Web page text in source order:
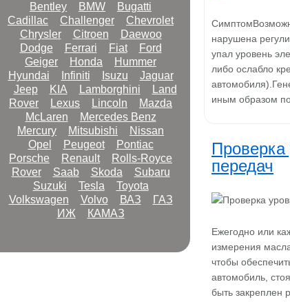
Bentley
BMW
Bugatti
Cadillac
Challenger
Chevrolet
Chrysler
Citroen
Daewoo
Dodge
Ferrari Fiat
Ford
Geiger
Honda
Hummer
Hyundai
Infiniti Isuzu
Jaguar
Jeep
KIA Lamborghini
Land
Rover
Lexus Lincoln
Mazda
McLaren
Mercedes Benz
Mercury
Mitsubishi
Nissan
Opel
Peugeot
Pontiac
Porsche
Renault
Rolls-Royce
Rover
Saab Skoda
Subaru
Suzuki
Tesla
Toyota
Volkswagen
Volvo ВАЗ
ГАЗ
ИЖ
КАМАЗ
нарушена
упал уровень
либо ослабло
иным образом
Проверка
передач
Ежегодно или
измерения
чтобы
автомобиль,
быть